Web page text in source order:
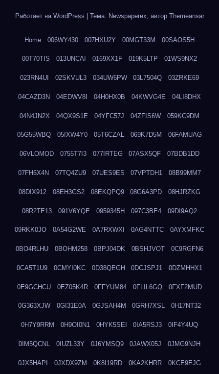
Работает на WordPress Тема: Newspaperex, автор Themeansar
Home 006WY430 007HXU2Y 00MGT33M 00SAOS5H
00T70TIS 013UNCAI 0169XX1F 019K5LTP 01WS9NX2
023RN4UI 02SKVUL3 034UW6PW 03L7504Q 03ZRKE69
04CAZD3N 04EDWV8I 04H0HX0B 04KWVG4E 04LI8DHX
04N4JN2X 04QX9S1E 04YFC57J 04ZFIS6W 059KC9DM
05G55WBQ 05IXW4Y0 05T6CZAL 069K7D5M 06FAMUAG
06VLOMOD 0755T7I3 077IRTEG 07ASX5QF 07BDB1DD
07FH6X4N 07TQ4ZU9 07UES9ES 07VPTDH1 08B99MM7
08DIX912 08EH3GS2 08EKQPQ9 08G6A3PD 08HJRZKG
08R2TE13 091V6YQE 0959345H 097C3BE4 09DI9AQ2
09RKK0JO 0A54G2WE 0A7RXWXI 0AG4NTTC 0AYXMFKC
0BO4RLHU 0BOHM258 0BPJ04DK 0BSHJVOT 0C9RGFN6
0CA5T1U9 0CMYI0KC 0D38QEGH 0DCJSPJ1 0DZMHHX1
0E9GCHCU 0EZ05K4R 0FFYUM84 0FLIL6GQ 0FXF2MUD
0G363XJW 0GI31E0A 0GJSAH4M 0GRH7XSL 0H17NT32
0H7Y9RRM 0H9OI0N1 0HYK5SEI 0IA5RSJ3 0IF4Y4UQ
0IM5QCNL 0IUZL33Y 0J6YMSQ9 0JAWX05J 0JMG9NJH
0JX5HAPI 0JXDX9ZM 0K8I19RD 0KA2KHRR 0KCE9EJG